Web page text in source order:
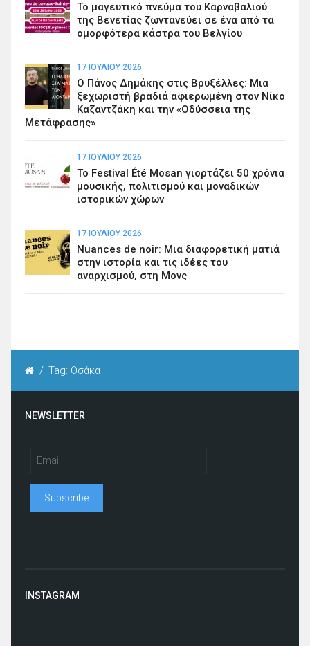
Το μαγευτικό πνεύμα του Καρναβαλιού
της Βενετίας ζωντανεύει σε ένα από τα
ομορφότερα κάστρα του Βελγίου
17 ΙΟΥΛΊΟΥ 2026
Ο Πάνος Δημάκης στις Βρυξέλλες: Μια
ξεχωριστή βραδιά αφιερωμένη στον Νίκο
Καζαντζάκη και την «Οδύσσεια της
Μετάφρασης»
17 ΙΟΥΛΊΟΥ 2026
Το Festival Été Mosan γιορτάζει 50 χρόνια
μουσικής, πολιτισμού και μοναδικών
ιστορικών χώρων
17 ΙΟΥΛΊΟΥ 2026
Nuances de noir: Μια διαφορετική ματιά
στην ιστορία και τις ιδέες του
αναρχισμού, στη Μονς
/ Tag: Οσάκα
NEWSLETTER
INSTAGRAM